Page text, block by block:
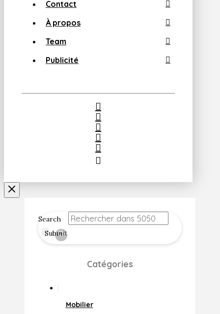
Contact
À propos
Team
Publicité
Search
Submit
Clear
Catégories
Mobilier